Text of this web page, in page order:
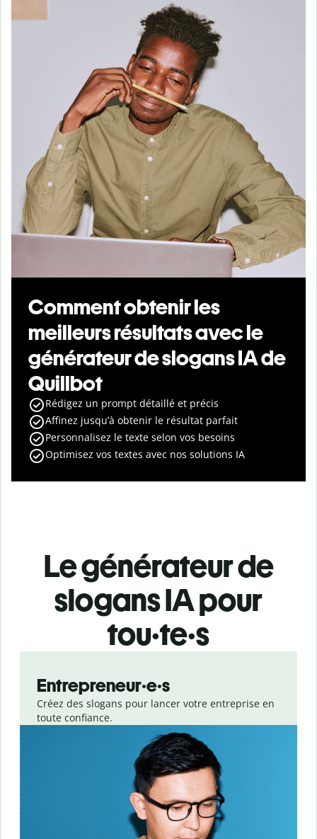
Comment obtenir les
meilleurs résultats avec le
générateur de slogans IA de
Quillbot
Rédigez un prompt détaillé et précis
Affinez jusqu’à obtenir le résultat parfait
Personnalisez le texte selon vos besoins
Optimisez vos textes avec nos solutions IA
Le générateur de
slogans IA pour
tou·te·s
Entrepreneur·e·s
Créez des slogans pour lancer votre entreprise en
toute confiance.